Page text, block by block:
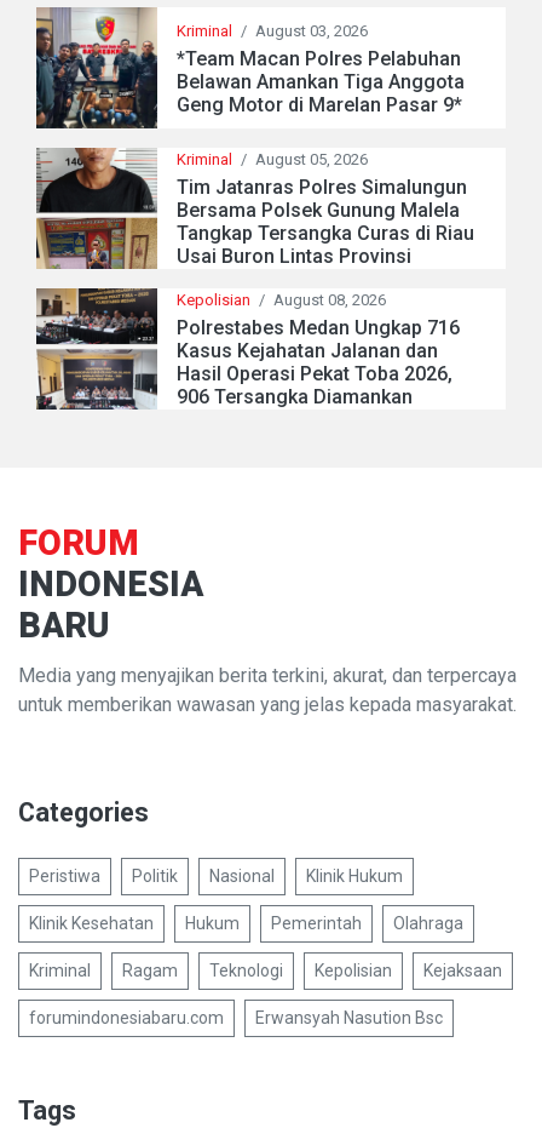
Kriminal / August 03, 2026
*Team Macan Polres Pelabuhan
Belawan Amankan Tiga Anggota
Geng Motor di Marelan Pasar 9*
Kriminal / August 05, 2026
Tim Jatanras Polres Simalungun
Bersama Polsek Gunung Malela
Tangkap Tersangka Curas di Riau
Usai Buron Lintas Provinsi
Kepolisian / August 08, 2026
Polrestabes Medan Ungkap 716
Kasus Kejahatan Jalanan dan
Hasil Operasi Pekat Toba 2026,
906 Tersangka Diamankan
FORUM
INDONESIA
BARU
Media yang menyajikan berita terkini, akurat, dan terpercaya
untuk memberikan wawasan yang jelas kepada masyarakat.
Categories
Peristiwa Politik Nasional Klinik Hukum
Klinik Kesehatan Hukum Pemerintah Olahraga
Kriminal Ragam Teknologi Kepolisian Kejaksaan
forumindonesiabaru.com Erwansyah Nasution Bsc
Tags